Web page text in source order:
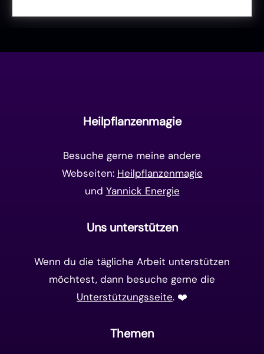
Heilpflanzenmagie
Besuche gerne meine andere
Webseiten: Heilpflanzenmagie
und Yannick Energie
Uns unterstützen
Wenn du die tägliche Arbeit unterstützen
möchtest, dann besuche gerne die
Unterstützungsseite. ❤️️
Themen